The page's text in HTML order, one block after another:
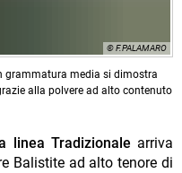
© F.PALAMARO
grammatura media si dimostra
alla polvere ad alto contenuto
linea Tradizionale arriva
Balistite ad alto tenore di